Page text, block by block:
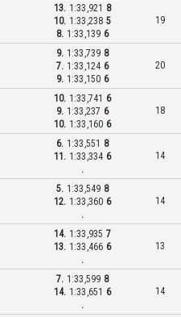
13. 1:33,921 8
10. 1:33,238 5
8. 1:33,139 6
19
9. 1:33,739 8
7. 1:33,124 6
9. 1:33,150 6
20
10. 1:33,741 6
9. 1:33,237 6
10. 1:33,160 6
18
6. 1:33,551 8
11. 1:33,334 6
.
14
5. 1:33,549 8
12. 1:33,360 6
.
14
14. 1:33,935 7
13. 1:33,466 6
.
13
7. 1:33,599 8
14. 1:33,651 6
.
14